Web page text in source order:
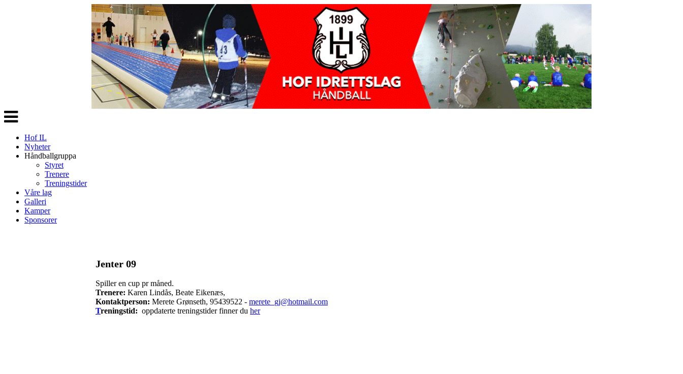
Veksle
navigasjon
Hof IL
Nyheter
Håndballgruppa
Styret
Trenere
Treningstider
Våre lag
Galleri
Kamper
Sponsorer
Jenter 09
Spiller en cup pr måned.
Trenere: Karen Lindås, Beate Eikenæs,
Kontaktperson: Merete Grønseth, 95439522 - merete_gj@hotmail.com
Treningstid: oppdaterte treningstider finner du her